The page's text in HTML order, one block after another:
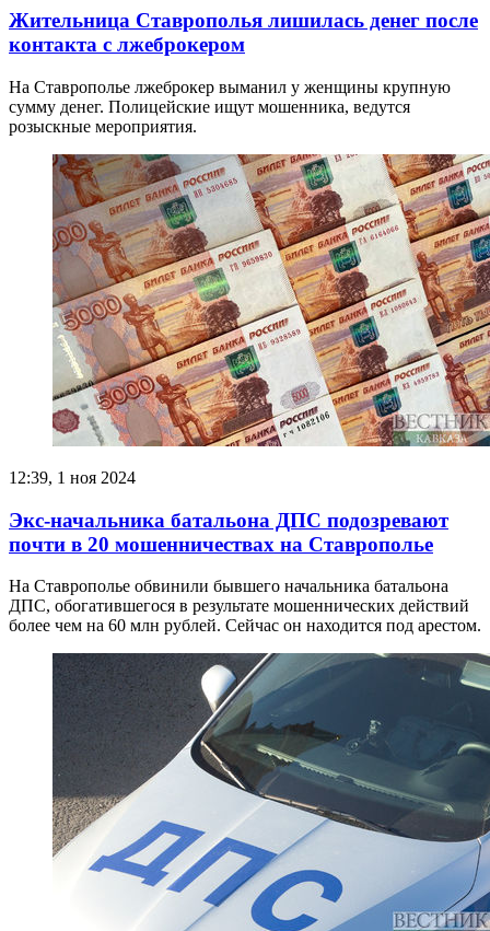
Жительница Ставрополья лишилась денег после
контакта с лжеброкером
На Ставрополье лжеброкер выманил у женщины крупную
сумму денег. Полицейские ищут мошенника, ведутся
розыскные мероприятия.
12:39, 1 ноя 2024
Экс-начальника батальона ДПС подозревают
почти в 20 мошенничествах на Ставрополье
На Ставрополье обвинили бывшего начальника батальона
ДПС, обогатившегося в результате мошеннических действий
более чем на 60 млн рублей. Сейчас он находится под арестом.